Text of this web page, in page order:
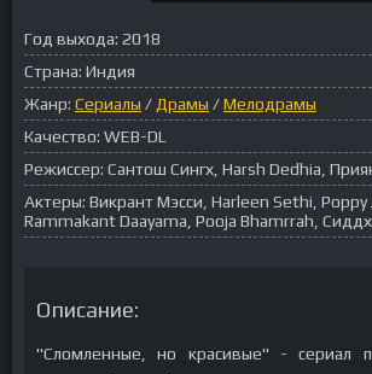
Год выхода: 2018
Страна: Индия
Жанр: Сериалы / Драмы /Мелодрамы
Качество: WEB-DL
Режиссер: Сантош Сингх, Harsh Dedhia,
Актеры: Викрант Мэсси, Harleen Sethi, Poppy
Rammakant Daayama, Pooja Bhamrrah,
Описание:
"Сломленные, но красивые" - сериал